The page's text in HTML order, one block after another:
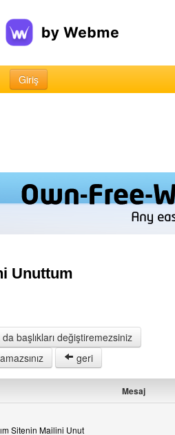
Giriş
Unuttum
başlıkları değiştiremezsiniz
geri
Mesaj
Sitenin Mailini Unut